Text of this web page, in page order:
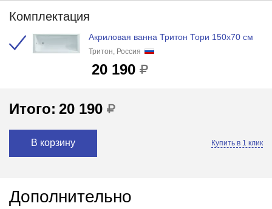
Комплектация
Акриловая ванна Тритон Тори 150x70 см
Тритон, Россия
20 190
Итого: 20 190
В корзину Купить в 1 клик
Дополнительно